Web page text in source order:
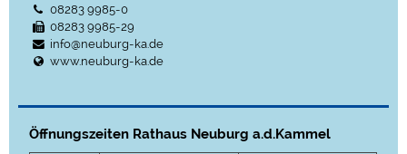
08283 9985-0
08283 9985-29
info@neuburg-ka.de
www.neuburg-ka.de
Öffnungszeiten Rathaus Neuburg a.d.Kammel